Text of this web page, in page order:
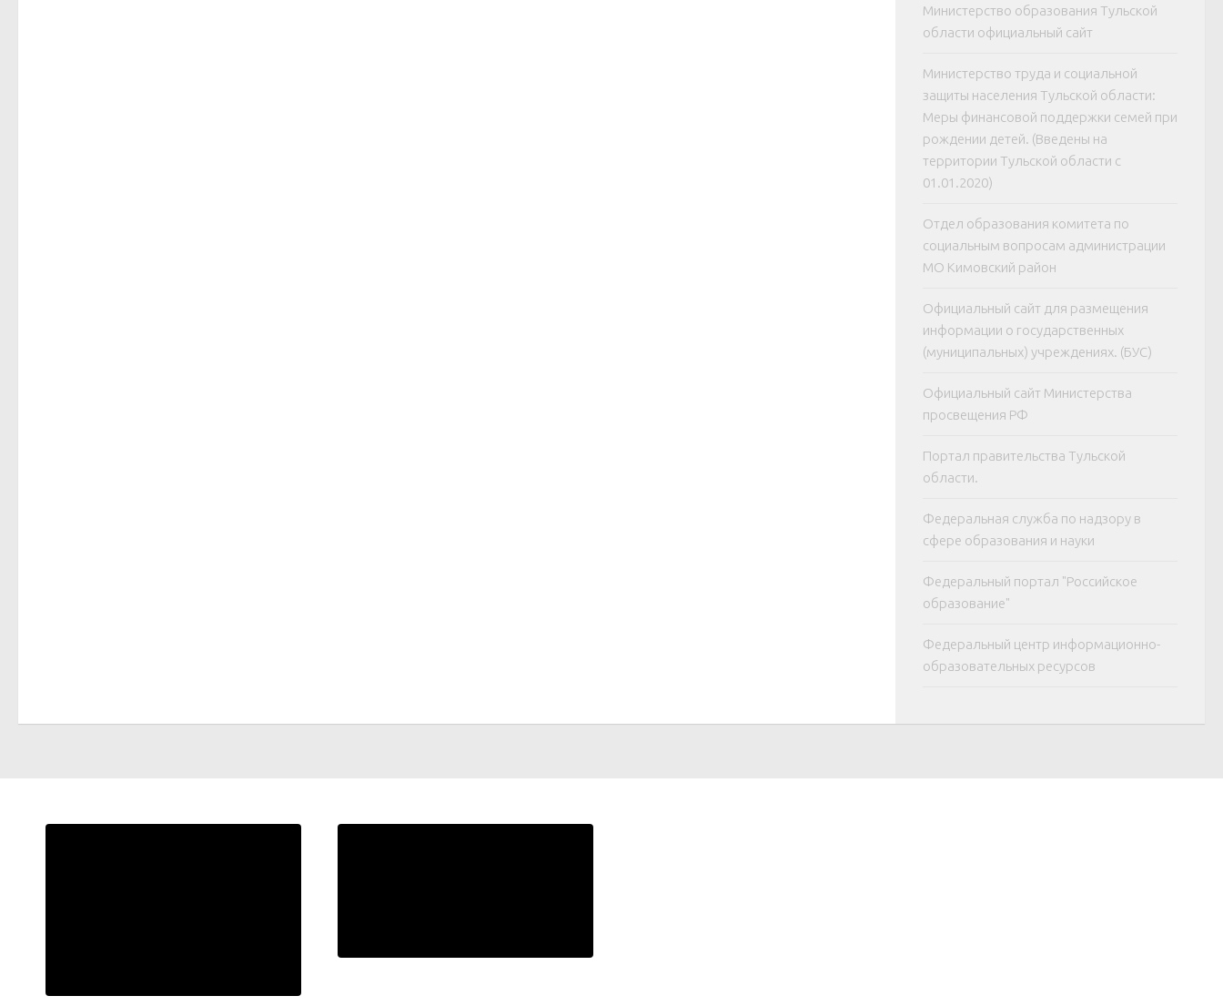
Министерство образования Тульской
области официальный сайт
Министерство труда и социальной
защиты населения Тульской области:
Меры финансовой поддержки семей при
рождении детей. (Введены на
территории Тульской области с
01.01.2020)
Отдел образования комитета по
социальным вопросам администрации
МО Кимовский район
Официальный сайт для размещения
информации о государственных
(муниципальных) учреждениях. (БУС)
Официальный сайт Министерства
просвещения РФ
Портал правительства Тульской
области.
Федеральная служба по надзору в
сфере образования и науки
Федеральный портал "Российское
образование"
Федеральный центр информационно-
образовательных ресурсов